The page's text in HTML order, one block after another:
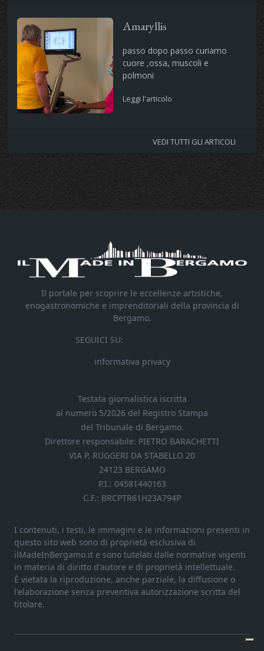
Amaryllis
passo dopo passo curiamo
cuore ,ossa, muscoli e
polmoni
Leggi l'articolo
VEDI TUTTI GLI ARTICOLI
Il portale per scoprire le eccellenze artistiche,
enogastronomiche e imprenditoriali della provincia di
Bergamo.
SEGUICI SU:
informativa privacy
Testata giornalistica iscritta
al numero 5/2026 del Registro Stampa
del Tribunale di Bergamo.
Direttore responsabile: PIETRO BARACHETTI
VIA P. RUGGERI DA STABELLO 20
24123 BERGAMO
P.I.: 04581440163
C.F.: BRCPTR61H23A794P
I contenuti, i testi, le immagini e le informazioni presenti in
questo sito web sono di proprietà esclusiva di
ilMadeInBergamo.it e sono tutelati dalle normative vigenti
in materia di diritto d'autore e di proprietà intellettuale.
È vietata la riproduzione, anche parziale, la diffusione o
l'elaborazione senza preventiva autorizzazione scritta del
titolare.